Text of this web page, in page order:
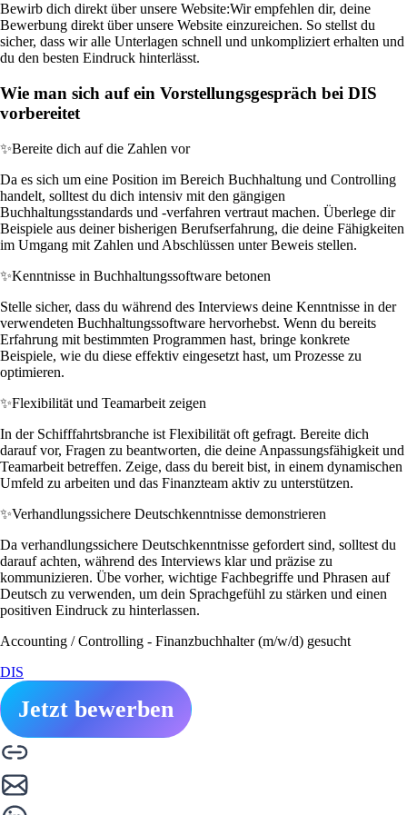
Bewirb dich direkt über unsere Website:Wir empfehlen dir, deine
Bewerbung direkt über unsere Website einzureichen. So stellst du
sicher, dass wir alle Unterlagen schnell und unkompliziert erhalten und
du den besten Eindruck hinterlässt.
Wie man sich auf ein Vorstellungsgespräch bei DIS
vorbereitet
✨Bereite dich auf die Zahlen vor
Da es sich um eine Position im Bereich Buchhaltung und Controlling
handelt, solltest du dich intensiv mit den gängigen
Buchhaltungsstandards und -verfahren vertraut machen. Überlege dir
Beispiele aus deiner bisherigen Berufserfahrung, die deine Fähigkeiten
im Umgang mit Zahlen und Abschlüssen unter Beweis stellen.
✨Kenntnisse in Buchhaltungssoftware betonen
Stelle sicher, dass du während des Interviews deine Kenntnisse in der
verwendeten Buchhaltungssoftware hervorhebst. Wenn du bereits
Erfahrung mit bestimmten Programmen hast, bringe konkrete
Beispiele, wie du diese effektiv eingesetzt hast, um Prozesse zu
optimieren.
✨Flexibilität und Teamarbeit zeigen
In der Schifffahrtsbranche ist Flexibilität oft gefragt. Bereite dich
darauf vor, Fragen zu beantworten, die deine Anpassungsfähigkeit und
Teamarbeit betreffen. Zeige, dass du bereit bist, in einem dynamischen
Umfeld zu arbeiten und das Finanzteam aktiv zu unterstützen.
✨Verhandlungssichere Deutschkenntnisse demonstrieren
Da verhandlungssichere Deutschkenntnisse gefordert sind, solltest du
darauf achten, während des Interviews klar und präzise zu
kommunizieren. Übe vorher, wichtige Fachbegriffe und Phrasen auf
Deutsch zu verwenden, um dein Sprachgefühl zu stärken und einen
positiven Eindruck zu hinterlassen.
Accounting / Controlling - Finanzbuchhalter (m/w/d) gesucht
DIS
Jetzt bewerben